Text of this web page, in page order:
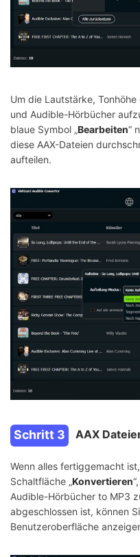
Um die Lautstärke,
und Audible-Hörbücher
blaue Symbol „Bearbeiten“
diese AAX-Dateien
aufteilen.
Schritt 3 AAX
Wenn alles fertiggemacht
Schaltfläche „Konvertieren
Audible-Hörbücher to MP3
abgeschlossen ist, können
Benutzeroberfläche